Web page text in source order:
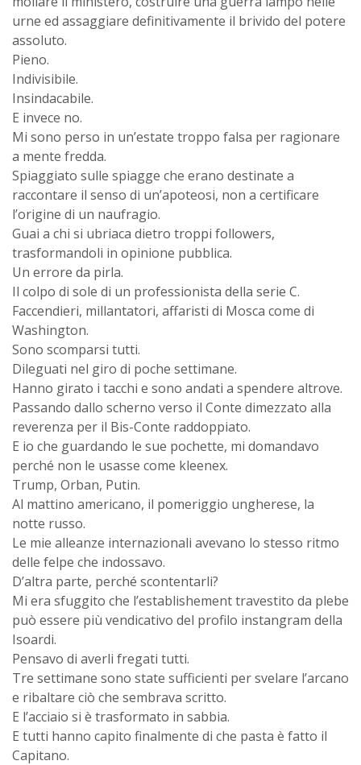
urne ed assaggiare definitivamente il brivido del potere
assoluto.
Pieno.
Indivisibile.
Insindacabile.
E invece no.
Mi sono perso in un’estate troppo falsa per ragionare
a mente fredda.
Spiaggiato sulle spiagge che erano destinate a
raccontare il senso di un’apoteosi, non a certificare
l’origine di un naufragio.
Guai a chi si ubriaca dietro troppi followers,
trasformandoli in opinione pubblica.
Un errore da pirla.
Il colpo di sole di un professionista della serie C.
Faccendieri, millantatori, affaristi di Mosca come di
Washington.
Sono scomparsi tutti.
Dileguati nel giro di poche settimane.
Hanno girato i tacchi e sono andati a spendere altrove.
Passando dallo scherno verso il Conte dimezzato alla
reverenza per il Bis-Conte raddoppiato.
E io che guardando le sue pochette, mi domandavo
perché non le usasse come kleenex.
Trump, Orban, Putin.
Al mattino americano, il pomeriggio ungherese, la
notte russo.
Le mie alleanze internazionali avevano lo stesso ritmo
delle felpe che indossavo.
D’altra parte, perché scontentarli?
Mi era sfuggito che l’establishement travestito da plebe
può essere più vendicativo del profilo instangram della
Isoardi.
Pensavo di averli fregati tutti.
Tre settimane sono state sufficienti per svelare l’arcano
e ribaltare ciò che sembrava scritto.
E l’acciaio si è trasformato in sabbia.
E tutti hanno capito finalmente di che pasta è fatto il
Capitano.